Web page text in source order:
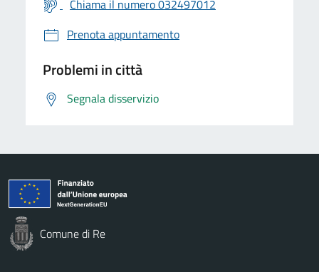
Chiama il numero 032497012
Prenota appuntamento
Problemi in città
Segnala disservizio
Comune di Re